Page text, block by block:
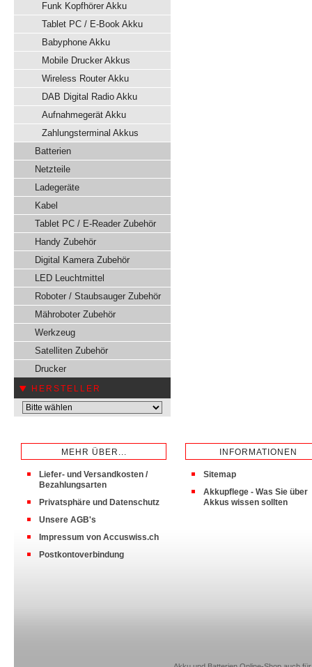
Funk Kopfhörer Akku
Tablet PC / E-Book Akku
Babyphone Akku
Mobile Drucker Akkus
Wireless Router Akku
DAB Digital Radio Akku
Aufnahmegerät Akku
Zahlungsterminal Akkus
Batterien
Netzteile
Ladegeräte
Kabel
Tablet PC / E-Reader Zubehör
Handy Zubehör
Digital Kamera Zubehör
LED Leuchtmittel
Roboter / Staubsauger Zubehör
Mähroboter Zubehör
Werkzeug
Satelliten Zubehör
Drucker
HERSTELLER
MEHR ÜBER...
Liefer- und Versandkosten /
Bezahlungsarten
Privatsphäre und Datenschutz
Unsere AGB's
Impressum von Accuswiss.ch
Postkontoverbindung
INFORMATIONEN
Sitemap
Akkupflege - Was Sie über
Akkus wissen sollten